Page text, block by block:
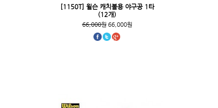
[1150T] 윌슨 캐치볼용 야구공 1타
(12개)
66,000원66,000원